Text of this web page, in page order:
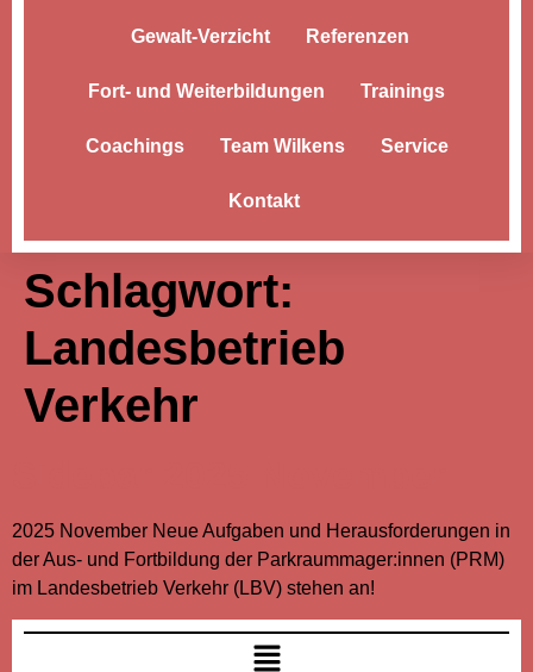
Gewalt-Verzicht Referenzen
Fort- und Weiterbildungen Trainings
Coachings Team Wilkens Service
Kontakt
Schlagwort:
Landesbetrieb
Verkehr
2025 November Neue Aufgaben und Herausforderungen in
der Aus- und Fortbildung der Parkraummager:innen (PRM)
im Landesbetrieb Verkehr (LBV) stehen an!